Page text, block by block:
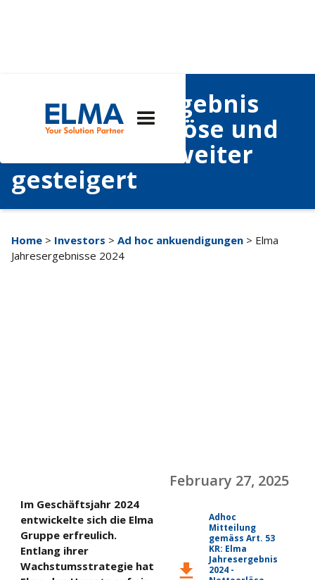
Elma Jahresergebnis
2024: Nettoerlöse und
Profitabilität weiter
gesteigert
Home > Investors > Ad hoc ankuendigungen > Elma
Jahresergebnisse 2024
Im Geschäftsjahr 2024
entwickelte sich die Elma
Gruppe erfreulich.
Entlang ihrer
Wachstumsstrategie hat
February 27, 2025
download
Adhoc
Mitteilung
gemäss Art. 53
KR: Elma
Jahresergebnis
2024 -